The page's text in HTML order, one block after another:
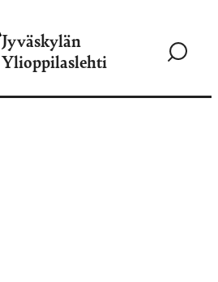
Jyväskylän
Ylioppilaslehti
Siirry